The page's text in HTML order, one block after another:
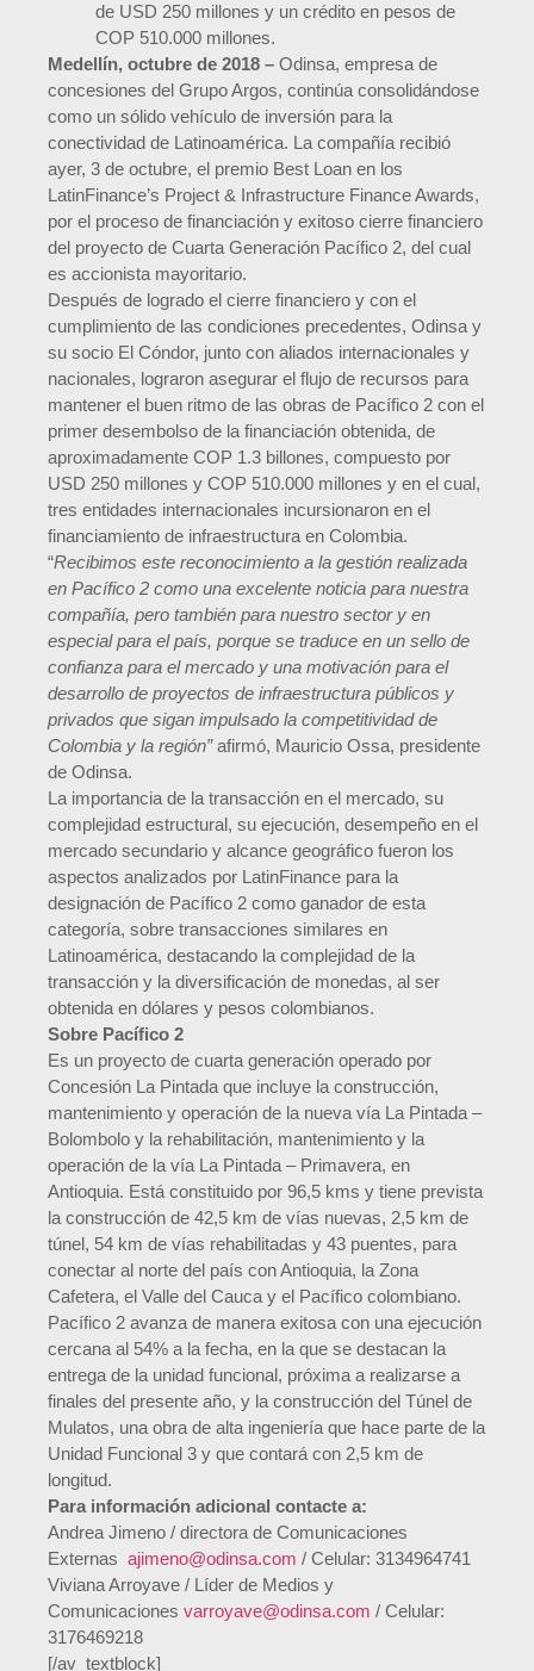
de USD 250 millones y un crédito en pesos de
COP 510.000 millones.
Medellín, octubre de 2018 – Odinsa, empresa de
concesiones del Grupo Argos, continúa consolidándose
como un sólido vehículo de inversión para la
conectividad de Latinoamérica. La compañía recibió
ayer, 3 de octubre, el premio Best Loan en los
LatinFinance’s Project & Infrastructure Finance Awards,
por el proceso de financiación y exitoso cierre financiero
del proyecto de Cuarta Generación Pacífico 2, del cual
es accionista mayoritario.
Después de logrado el cierre financiero y con el
cumplimiento de las condiciones precedentes, Odinsa y
su socio El Cóndor, junto con aliados internacionales y
nacionales, lograron asegurar el flujo de recursos para
mantener el buen ritmo de las obras de Pacífico 2 con el
primer desembolso de la financiación obtenida, de
aproximadamente COP 1.3 billones, compuesto por
USD 250 millones y COP 510.000 millones y en el cual,
tres entidades internacionales incursionaron en el
financiamiento de infraestructura en Colombia.
“Recibimos este reconocimiento a la gestión realizada
en Pacífico 2 como una excelente noticia para nuestra
compañía, pero también para nuestro sector y en
especial para el país, porque se traduce en un sello de
confianza para el mercado y una motivación para el
desarrollo de proyectos de infraestructura públicos y
privados que sigan impulsado la competitividad de
Colombia y la región”afirmó, Mauricio Ossa, presidente
de Odinsa.
La importancia de la transacción en el mercado, su
complejidad estructural, su ejecución, desempeño en el
mercado secundario y alcance geográfico fueron los
aspectos analizados por LatinFinance para la
designación de Pacífico 2 como ganador de esta
categoría, sobre transacciones similares en
Latinoamérica, destacando la complejidad de la
transacción y la diversificación de monedas, al ser
obtenida en dólares y pesos colombianos.
Sobre Pacífico 2
Es un proyecto de cuarta generación operado por
Concesión La Pintada que incluye la construcción,
mantenimiento y operación de la nueva vía La Pintada –
Bolombolo y la rehabilitación, mantenimiento y la
operación de la vía La Pintada – Primavera, en
Antioquia. Está constituido por 96,5 kms y tiene prevista
la construcción de 42,5 km de vías nuevas, 2,5 km de
túnel, 54 km de vías rehabilitadas y 43 puentes, para
conectar al norte del país con Antioquia, la Zona
Cafetera, el Valle del Cauca y el Pacífico colombiano.
Pacífico 2 avanza de manera exitosa con una ejecución
cercana al 54% a la fecha, en la que se destacan la
entrega de la unidad funcional, próxima a realizarse a
finales del presente año, y la construcción del Túnel de
Mulatos, una obra de alta ingeniería que hace parte de la
Unidad Funcional 3 y que contará con 2,5 km de
longitud.
Para información adicional contacte a:
Andrea Jimeno / directora de Comunicaciones
Externas ajimeno@odinsa.com / Celular: 3134964741
Viviana Arroyave / Líder de Medios y
Comunicaciones varroyave@odinsa.com / Celular:
3176469218
[/av_textblock]